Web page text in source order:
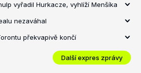
vyřadil Hurkacze, vyhlíží Menšíka
nezaváhal
překvapivě končí
Další expres zprávy